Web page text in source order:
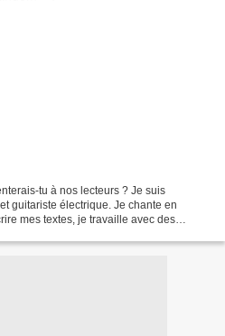
tu à nos lecteurs ? Je suis
guitariste électrique. Je chante en
mes textes, je travaille avec des